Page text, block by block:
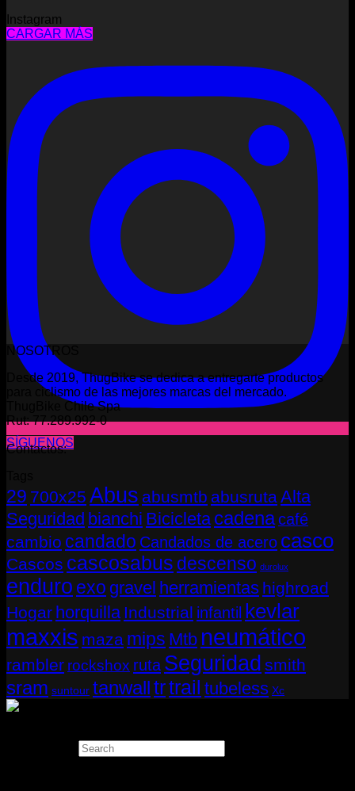
Instagram
CARGAR MÁS
SÍGUENOS
NOSOTROS
Desde 2019, ThugBike se dedica a entregarte productos
para ciclismo de las mejores marcas del mercado.
ThugBike Chile Spa
Rut: 77.289.992-0
Contactos:
29 700x25 Abus abusmtb abusrutaAlta
Seguridad bianchi Bicicleta cadenacafé
cambio candado Candados de acero casco
Cascos cascosabus descenso durolux
enduro exo gravel herramientas highroad
Hogar horquilla Industrial infantil kevlar
maxxis maza mips Mtb neumático
rambler rockshox ruta Seguridad smith
sram suntour tanwalltrtrail tubeless Xc